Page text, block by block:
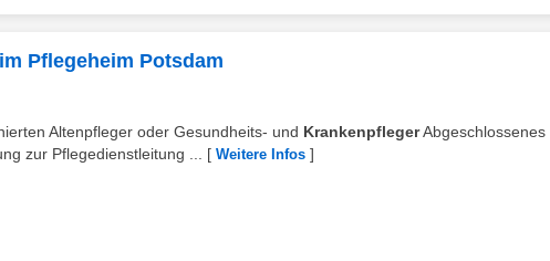
Pflegeheim Potsdam
Altenpfleger oder Gesundheits- und KrankenpflegerAbgeschlossenes
zur Pflegedienstleitung ...
[ Weitere Infos ]